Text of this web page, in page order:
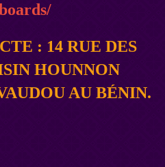
: 14 RUE DES
HOUNNON
AU BÉNIN.